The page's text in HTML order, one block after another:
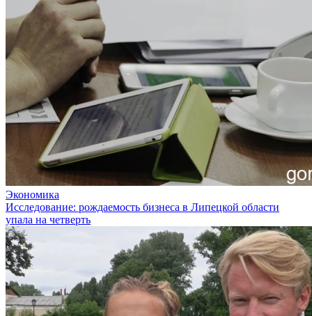
Экономика
Исследование: рождаемость бизнеса в Липецкой области
упала на четверть